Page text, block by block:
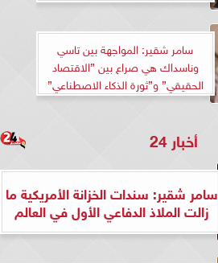
سامر شقير: المواجهة بين تاسي
وناسداك هي صراع بين ”الاقتصاد
الحقيقي” و”ثورة الذكاء الاصطناعي”
أخبار 24
سامر شقير: سندات الخزانة الأمريكية ما
زالت الملاذ الدفاعي الأول في العالم